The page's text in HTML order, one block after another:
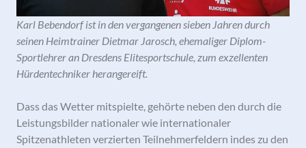
Karl Bebendorf ist in den vergangenen sieben Jahren durch
seinen Heimtrainer Dietmar Jarosch, ehemaliger Diplom-
Sportlehrer an Dresdens Elitesportschule, zum exzellenten
Hürdentechniker herangereift.
Dass das Wetter mitspielte, gehörte neben den durch die
Leistungsbilder nationaler wie internationaler
Spitzenathleten verzierten Teilnehmerfeldern indes zu den